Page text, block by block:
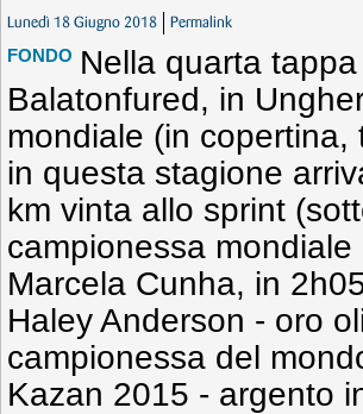
Lunedì 18 Giugno 2018 Permalink
FONDO Nella quarta
Balatonfured, in
mondiale (in
in questa stagione
km vinta allo sprint
campionessa
Marcela Cunha, in
Haley Anderson - oro
campionessa del
Kazan 2015 - argento